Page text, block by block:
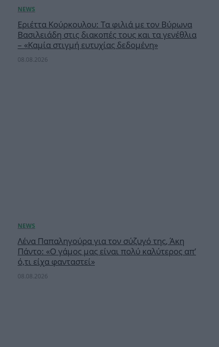
Εριέττα Κούρκουλου: Τα φιλιά με τον Βύρωνα
Βασιλειάδη στις διακοπές τους και τα γενέθλια
– «Καμία στιγμή ευτυχίας δεδομένη»
08.08.2026
Λένα Παπαληγούρα για τον σύζυγό της, Άκη
Πάντο: «Ο γάμος μας είναι πολύ καλύτερος απ’
ό,τι είχα φανταστεί»
08.08.2026